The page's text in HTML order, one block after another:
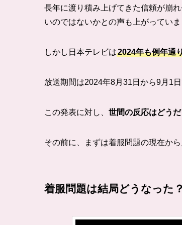
長年に渡り積み上げてきた信頼が崩
いのではないかとの声も上がっていま
しかし日本テレビは2024年も例年通
放送期間は2024年8月31日から9月1
この発表に対し、 世間の反応はどうだ
その前に、まずは着服問題の現在から
着服問題は結局どうなった？